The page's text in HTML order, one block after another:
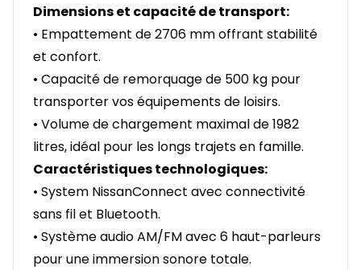
Dimensions et capacité de transport:
• Empattement de 2706 mm offrant stabilité
et confort.
• Capacité de remorquage de 500 kg pour
transporter vos équipements de loisirs.
• Volume de chargement maximal de 1982
litres, idéal pour les longs trajets en famille.
Caractéristiques technologiques:
• System NissanConnect avec connectivité
sans fil et Bluetooth.
• Système audio AM/FM avec 6 haut-parleurs
pour une immersion sonore totale.